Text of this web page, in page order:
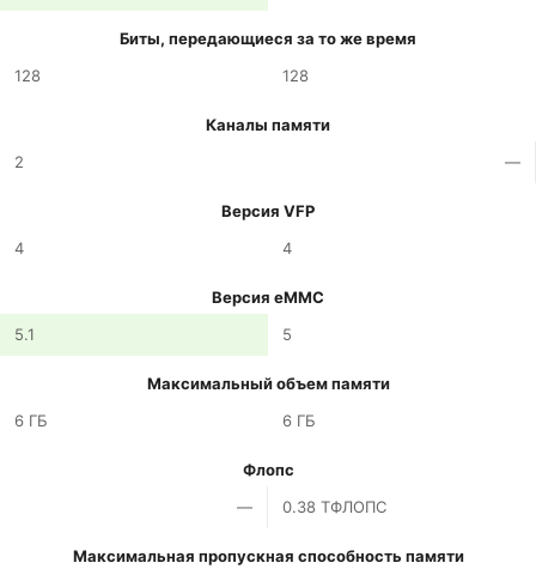
Биты, передающиеся за то же время
128
128
Каналы памяти
2
—
Версия VFP
4
4
Версия eMMC
5.1
5
Максимальный объем памяти
6 ГБ
6 ГБ
Флопс
—
0.38 ТФЛОПС
Максимальная пропускная способность памяти